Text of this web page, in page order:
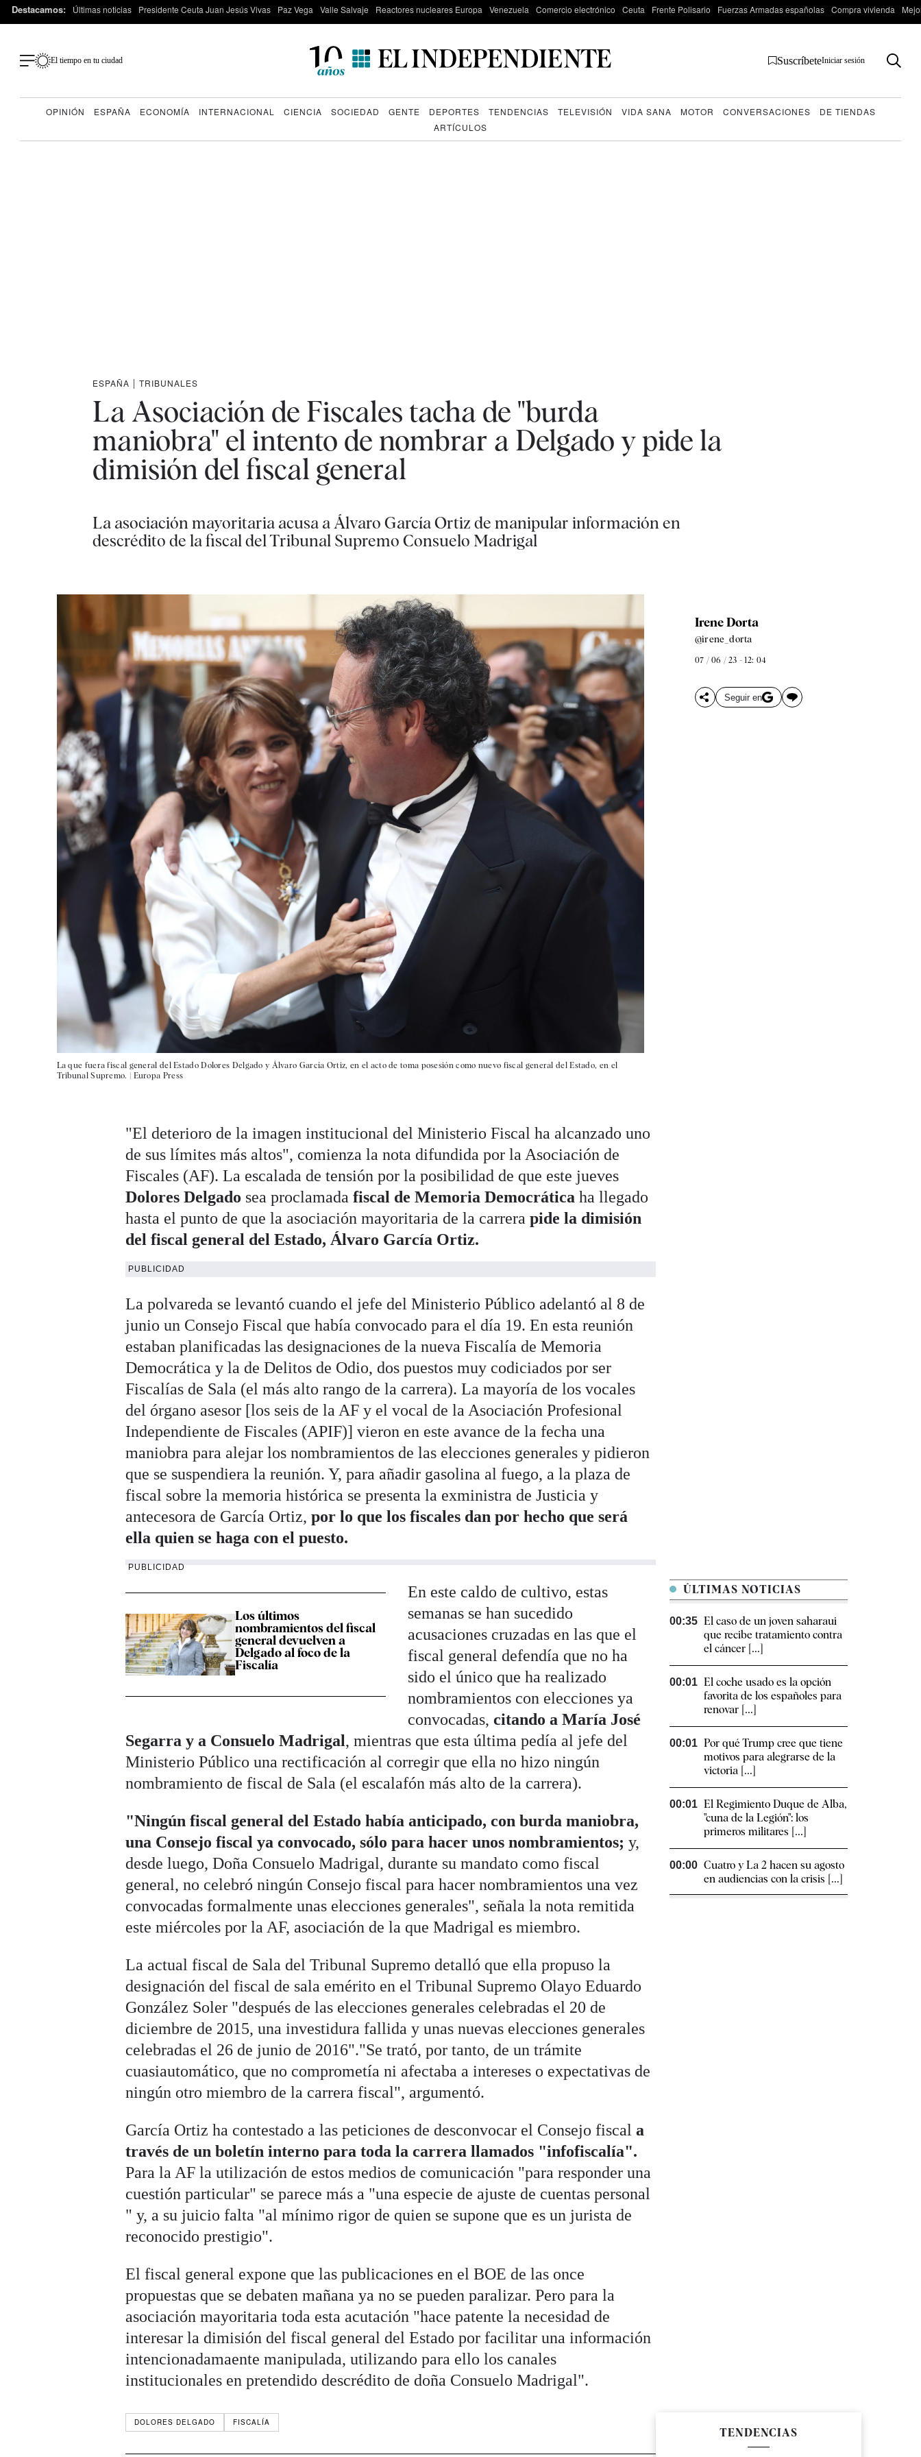
Destacamos: Últimas noticias Presidente Ceuta Juan Jesús Vivas Paz Vega Valle Salvaje Reactores nucleares Europa Venezuela Comercio electrónico Ceuta Frente Polisario Fuerzas Armadas españolas Compra vivienda
El tiempo en tu ciudad SuscríbeteIniciar sesión
OPINIÓN ESPAÑA ECONOMÍA INTERNACIONAL CIENCIA SOCIEDAD GENTE DEPORTES TENDENCIAS TELEVISIÓN VIDA SANA MOTOR CONVERSACIONES
DE TIENDAS
ARTÍCULOS
ESPAÑA | TRIBUNALES
La Asociación de Fiscales tacha de "burda
maniobra" el intento de nombrar a Delgado y pide la
dimisión del fiscal general
La asociación mayoritaria acusa a Álvaro García Ortiz de manipular información en
descrédito de la fiscal del Tribunal Supremo Consuelo Madrigal
La que fuera fiscal general del Estado Dolores Delgado y Álvaro García Ortiz, en el acto de toma posesión como nuevo fiscal general del Estado, en el
Tribunal Supremo. | Europa Press
Irene Dorta
@irene_dorta
07 / 06 / 23 - 12: 04
Seguir en
"El deterioro de la imagen institucional del Ministerio Fiscal ha alcanzado uno
de sus límites más altos", comienza la nota difundida por la Asociación de
Fiscales (AF). La escalada de tensión por la posibilidad de que este jueves
Dolores Delgado sea proclamada fiscal de Memoria Democrática ha llegado
hasta el punto de que la asociación mayoritaria de la carrerapide la dimisión
del fiscal general del Estado, Álvaro García Ortiz.
PUBLICIDAD
La polvareda se levantó cuando el jefe del Ministerio Público adelantó al 8 de
junio un Consejo Fiscal que había convocado para el día 19. En esta reunión
estaban planificadas las designaciones de la nueva Fiscalía de Memoria
Democrática y la de Delitos de Odio, dos puestos muy codiciados por ser
Fiscalías de Sala (el más alto rango de la carrera). La mayoría de los vocales
del órgano asesor [los seis de la AF y el vocal de la Asociación Profesional
Independiente de Fiscales (APIF)] vieron en este avance de la fecha una
maniobra para alejar los nombramientos de las elecciones generales y pidieron
que se suspendiera la reunión. Y, para añadir gasolina al fuego, a la plaza de
fiscal sobre la memoria histórica se presenta la exministra de Justicia y
antecesora de García Ortiz,por lo que los fiscales dan por hecho que será
ella quien se haga con el puesto.
PUBLICIDAD
Los últimos
nombramientos del fiscal
general devuelven a
Delgado al foco de la
Fiscalía
En este caldo de cultivo, estas
semanas se han sucedido
acusaciones cruzadas en las que el
fiscal general defendía que no ha
sido el único que ha realizado
nombramientos con elecciones ya
convocadas,citando a María José
Segarra y a Consuelo Madrigal, mientras que esta última pedía al jefe del
Ministerio Público una rectificación al corregir que ella no hizo ningún
nombramiento de fiscal de Sala (el escalafón más alto de la carrera).
"Ningún fiscal general del Estado había anticipado, con burda maniobra,
una Consejo fiscal ya convocado, sólo para hacer unos nombramientos; y,
desde luego, Doña Consuelo Madrigal, durante su mandato como fiscal
general, no celebró ningún Consejo fiscal para hacer nombramientos una vez
convocadas formalmente unas elecciones generales", señala la nota remitida
este miércoles por la AF, asociación de la que Madrigal es miembro.
La actual fiscal de Sala del Tribunal Supremo detalló que ella propuso la
designación del fiscal de sala emérito en el Tribunal Supremo Olayo Eduardo
González Soler "después de las elecciones generales celebradas el 20 de
diciembre de 2015, una investidura fallida y unas nuevas elecciones generales
celebradas el 26 de junio de 2016"."Se trató, por tanto, de un trámite
cuasiautomático, que no comprometía ni afectaba a intereses o expectativas de
ningún otro miembro de la carrera fiscal", argumentó.
García Ortiz ha contestado a las peticiones de desconvocar el Consejo fiscala
través de un boletín interno para toda la carrera llamados "infofiscalía".
Para la AF la utilización de estos medios de comunicación "para responder una
cuestión particular" se parece más a "una especie de ajuste de cuentas personal
" y, a su juicio falta "al mínimo rigor de quien se supone que es un jurista de
reconocido prestigio".
El fiscal general expone que las publicaciones en el BOE de las once
propuestas que se debaten mañana ya no se pueden paralizar. Pero para la
asociación mayoritaria toda esta acutación "hace patente la necesidad de
interesar la dimisión del fiscal general del Estado por facilitar una información
intencionadamaente manipulada, utilizando para ello los canales
institucionales en pretendido descrédito de doña Consuelo Madrigal".
DOLORES DELGADO FISCALÍA
ÚLTIMAS NOTICIAS
00:35 El caso de un joven saharaui
que recibe tratamiento contra
el cáncer [...]
00:01 El coche usado es la opción
favorita de los españoles para
renovar [...]
00:01 Por qué Trump cree que tiene
motivos para alegrarse de la
victoria [...]
00:01 El Regimiento Duque de Alba,
"cuna de la Legión": los
primeros militares [...]
00:00 Cuatro y La 2 hacen su agosto
en audiencias con la crisis [...]
TENDENCIAS